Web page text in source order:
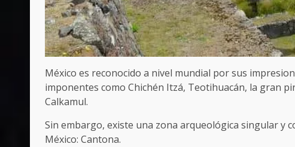
México es reconocido a nivel mundial por sus
imponentes como Chichén Itzá, Teotihuacán, la gran
Calkamul.
Sin embargo, existe una zona arqueológica singular y
México: Cantona.